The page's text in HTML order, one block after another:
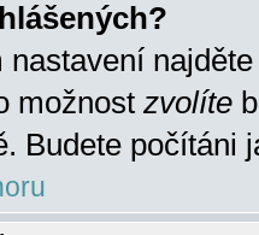
nastavení
možnost zvolíte
Budete počítáni